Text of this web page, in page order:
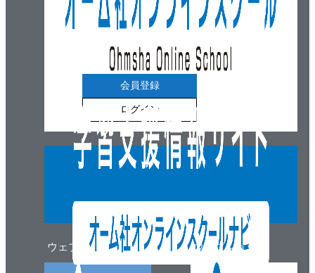
ウェブマガジン
会員登録
ログイン
ウェブショップ